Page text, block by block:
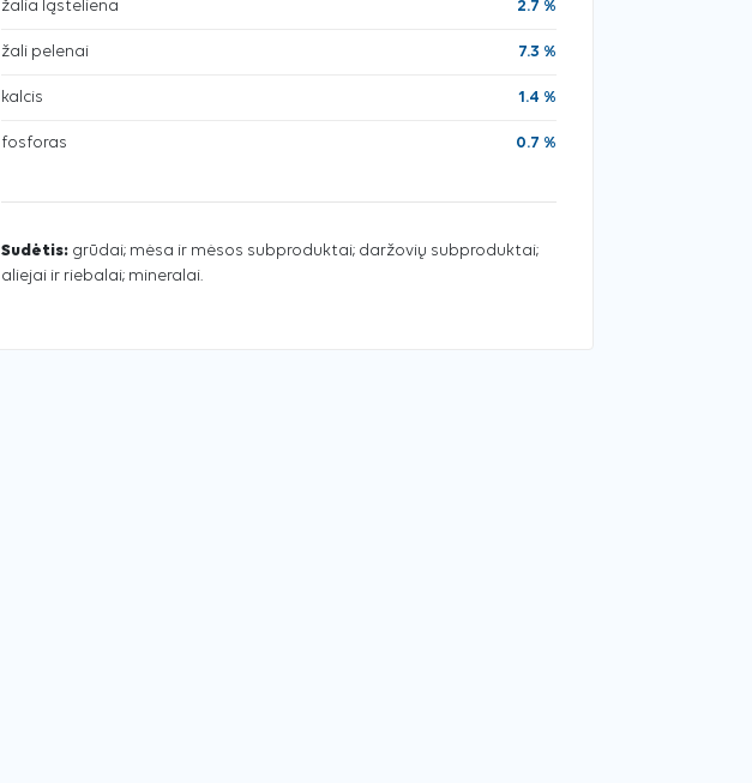
žalia ląsteliena 2.7 %
žali pelenai 7.3 %
kalcis 1.4 %
fosforas 0.7 %
Sudėtis: grūdai; mėsa ir mėsos subproduktai; daržovių subproduktai;
aliejai ir riebalai; mineralai.